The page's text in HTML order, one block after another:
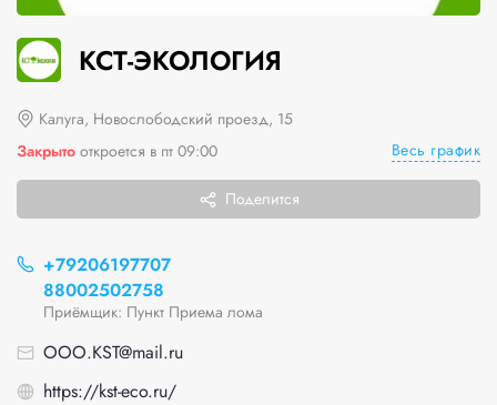
КСТ-ЭКОЛОГИЯ
Калуга, Новослободский проезд, 15
Закрыто откроется в пт 09:00 Весь график
Поделится
+79206197707
88002502758
Приёмщик: Пункт Приема лома
OOO.KST@mail.ru
https://kst-eco.ru/